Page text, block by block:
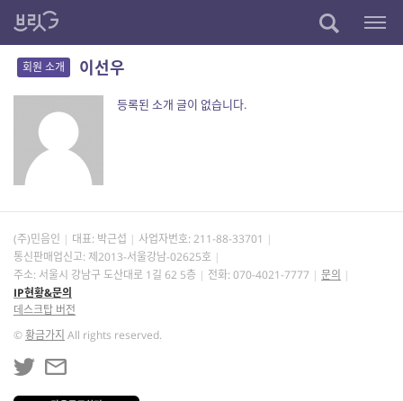
회원 소개 이선우
등록된 소개 글이 없습니다.
(주)민음인 대표: 박근섭 사업자번호: 211-88-33701
통신판매업신고: 제2013-서울강남-02625호
주소: 서울시 강남구 도산대로 1길 62 5층
전화: 070-4021-7777
문의
IP현황&문의
데스크탑 버전
©황금가지 All rights reserved.